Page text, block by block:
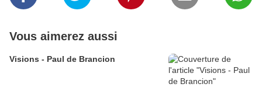
Vous aimerez aussi
Visions - Paul de Brancion